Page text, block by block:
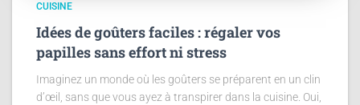
CUISINE
Idées de goûters faciles : régaler vos
papilles sans effort ni stress
Imaginez un monde où les goûters se préparent en un clin
d’œil, sans que vous ayez à transpirer dans la cuisine. Oui,